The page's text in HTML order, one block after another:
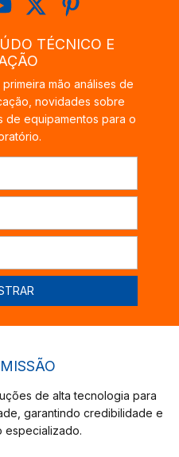
TÉCNICO E
mão análises de
novidades sobre
de equipamentos para o
de alta tecnologia para
garantindo credibilidade e
especializado.